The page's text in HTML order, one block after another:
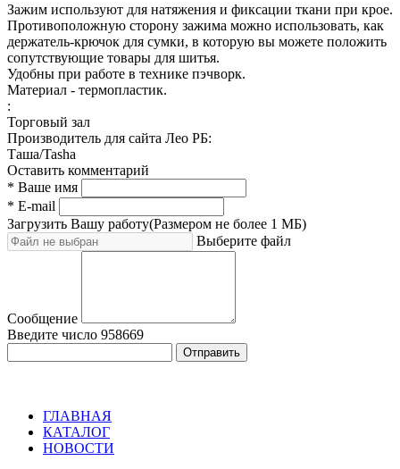
Зажим используют для натяжения и фиксации ткани при крое.
Противоположную сторону зажима можно использовать, как
держатель-крючок для сумки, в которую вы можете положить
сопутствующие товары для шитья.
Удобны при работе в технике пэчворк.
Материал - термопластик.
:
Торговый зал
Производитель для сайта Лео РБ:
Таша/Tasha
Оставить комментарий
* Ваше имя
* E-mail
Загрузить Вашу работу(Размером не более 1 МБ)
Выберите файл
Сообщение
Введите число 958669
ГЛАВНАЯ
КАТАЛОГ
НОВОСТИ